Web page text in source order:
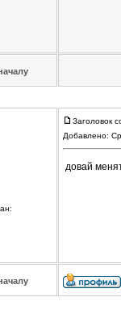
Заголовок
Добавлено:
довай